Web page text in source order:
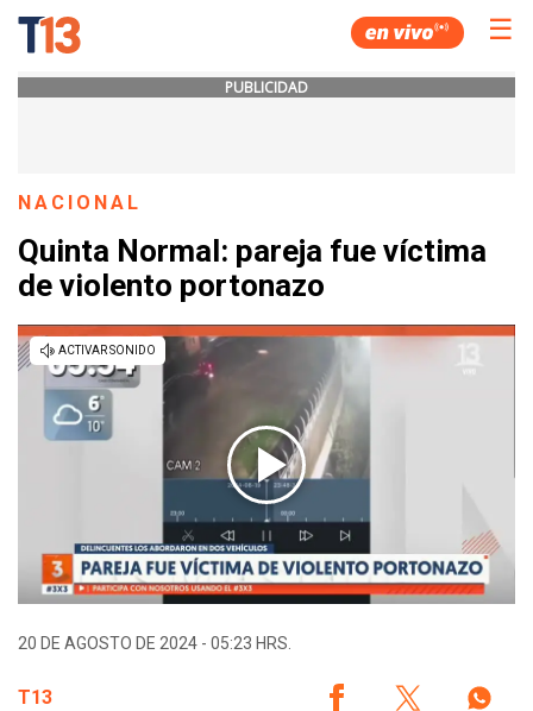
☰
PUBLICIDAD
NACIONAL
Quinta Normal: pareja fue víctima
de violento portonazo
20 DE AGOSTO DE 2024 - 05:23 HRS.
T13